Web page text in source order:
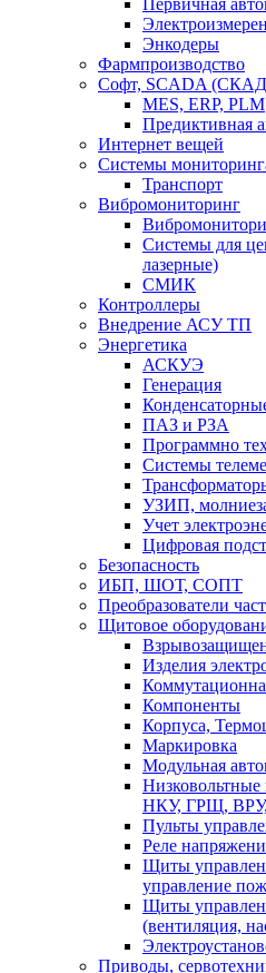
Первичная
Энкодеры
Фармпроизводство
Софт, SCADA
MES, ERP, PLM
Предиктивная
Интернет вещей
Системы
Транспорт
Вибромониторинг
Системы для
лазерные)
СМИК
Контроллеры
Внедрение АСУ ТП
Энергетика
АСКУЭ
Генерация
ПАЗ и РЗА
Программно
Системы
УЗИП,
Учет
Цифровая
Безопасность
ИБП, ШОТ, СОПТ
Преобразователи
Щитовое
Изделия
Компоненты
Корпуса,
Маркировка
Модульная
Низковольтные
НКУ, ГРЩ,
Пульты
Реле
Щиты
управление
Щиты
(вентиляция,
Приводы,